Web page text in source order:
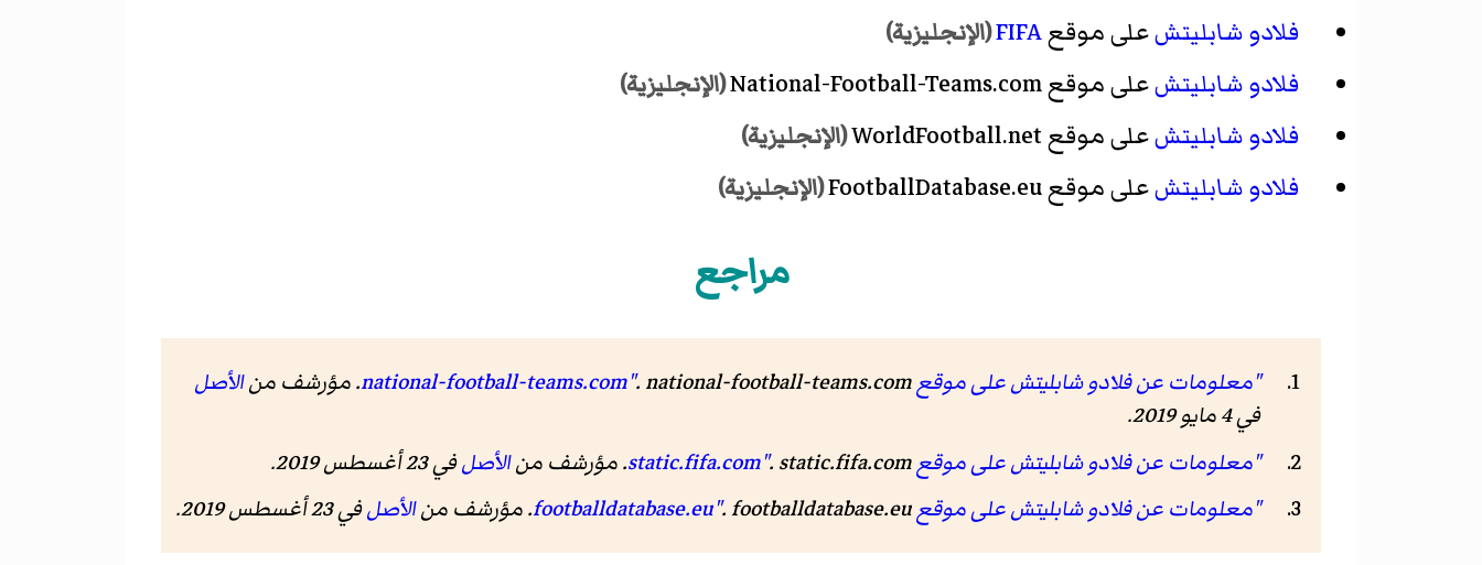
فلادو شابليتشعلى موقعFIFA(الإنجليزية)
فلادو شابليتشعلى موقع National-Football-Teams.com (الإنجليزية)
فلادو شابليتشعلى موقع WorldFootball.net (الإنجليزية)
فلادو شابليتشعلى موقع FootballDatabase.eu (الإنجليزية)
مراجع
"معلومات عن فلادو شابليتش على موقع national-football-teams.com". national-football-teams.com. مؤرشف من
الأصل
في 4 مايو 2019.
"معلومات عن فلادو شابليتش على موقع static.fifa.com". static.fifa.com. مؤرشف من الأصلفي 23 أغسطس 2019.
"معلومات عن فلادو شابليتش على موقع footballdatabase.eu". footballdatabase.eu. مؤرشف من الأصلفي 23 أغسطس 2019.